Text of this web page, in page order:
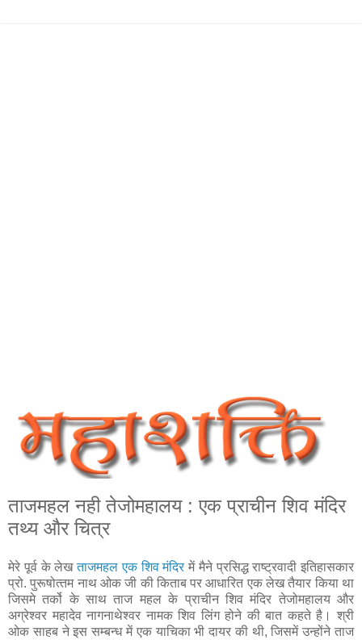
ताजमहल नही तेजोमहालय : एक प्राचीन शिव मंदिर
तथ्य और चित्र
मेरे पूर्व के लेखताजमहल एक शिव मंदिर में मैने प्रसिद्ध राष्‍ट्रवादी इतिहासकार
प्रो. पुरूषोत्‍तम नाथ ओक जी की किताब पर आधारित एक लेख तैयार किया था
जिसमे तर्को के साथ ताज महल के प्राचीन शिव मंदिर तेजोमहालय और
अग्रेश्वर महादेव नागनाथेश्वर नामक शिव लिंग होने की बात कहते है। श्री
ओक साहब ने इस सम्बन्‍ध में एक याचिका भी दायर की थी, जिसमें उन्होंने ताज